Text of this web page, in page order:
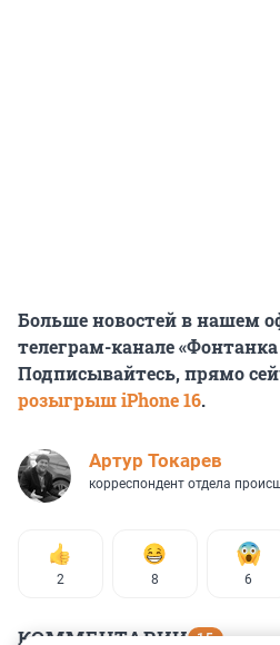
Больше новостей в нашем
телеграм-канале «Фонтанка
Подписывайтесь, прямо
розыгрыш iPhone 16.
Артур Токарев
корреспондент отдела
2 8 6
КОММЕНТАРИИ 15